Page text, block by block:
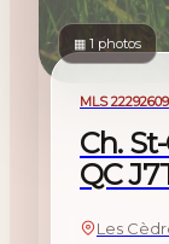
À vendre
▦ 1 photos
MLS 22292609
Ch.
QC
Les